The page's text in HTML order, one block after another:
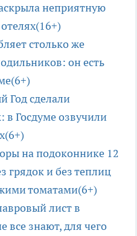
неприятную
столько же
он есть
Год сделали
Госдуме озвучили
на подоконнике 12
грядок и без теплиц
томатами(6+)
лист в
все знают, для чего